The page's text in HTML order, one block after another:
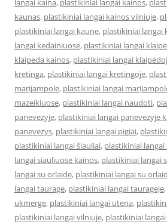
langai kaina, plastikiniai langai kainos,
kaunas, plastikiniai langai kainos vilniuje,
plastikiniai langai kaune, plastikiniai langai
langai kedainiuose, plastikiniai langai
klaipeda kainos, plastikiniai langai
kretinga, plastikiniai langai kretingoje,
marijampole, plastikiniai langai
mazeikiuose, plastikiniai langai naudoti,
panevezyje, plastikiniai langai panevezyje
panevezys, plastikiniai langai pigiai,
plastikiniai langai šiauliai, plastikiniai langai
langai siauliuose kainos, plastikiniai langai
langai su orlaide, plastikiniai langai su
langai taurage, plastikiniai langai taurageje,
ukmerge, plastikiniai langai utena,
plastikiniai langai vilniuje, plastikiniai